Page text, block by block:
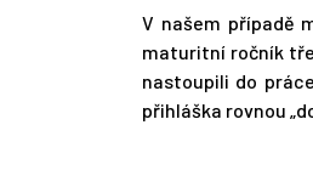
V našem případě
maturitní ročník
nastoupili do
přihláška rovnou